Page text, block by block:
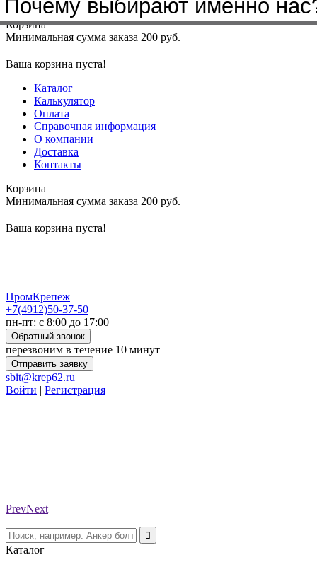
Меню+7(4912)50-37-50sbit@krep62.ru
Корзина
Минимальная сумма заказа 200 руб.
Ваша корзина пуста!
Каталог
Калькулятор
Оплата
Справочная информация
О компании
Доставка
Контакты
Корзина
Минимальная сумма заказа 200 руб.
Ваша корзина пуста!
ПромКрепеж
+7(4912)50-37-50
пн-пт: с 8:00 до 17:00
Обратный звонок
перезвоним в течение 10 минут
Отправить заявку
sbit@krep62.ru
Войти | Регистрация
PrevNext
Каталог
Почему выбирают именно